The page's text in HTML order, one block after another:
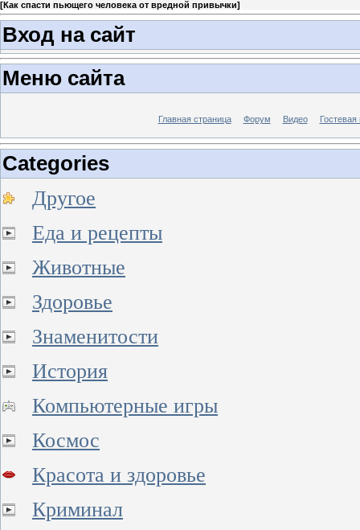
[Как спасти пьющего человека от вредной привычки]
Вход на сайт
Меню сайта
Главная страница Форум Видео Гостевая
Categories
Другое
Еда и рецепты
Животные
Здоровье
Знаменитости
История
Компьютерные игры
Космос
Красота и здоровье
Криминал